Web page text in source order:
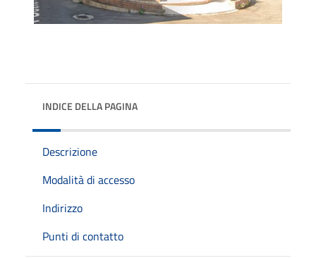
INDICE DELLA PAGINA
Descrizione
Modalità di accesso
Indirizzo
Punti di contatto